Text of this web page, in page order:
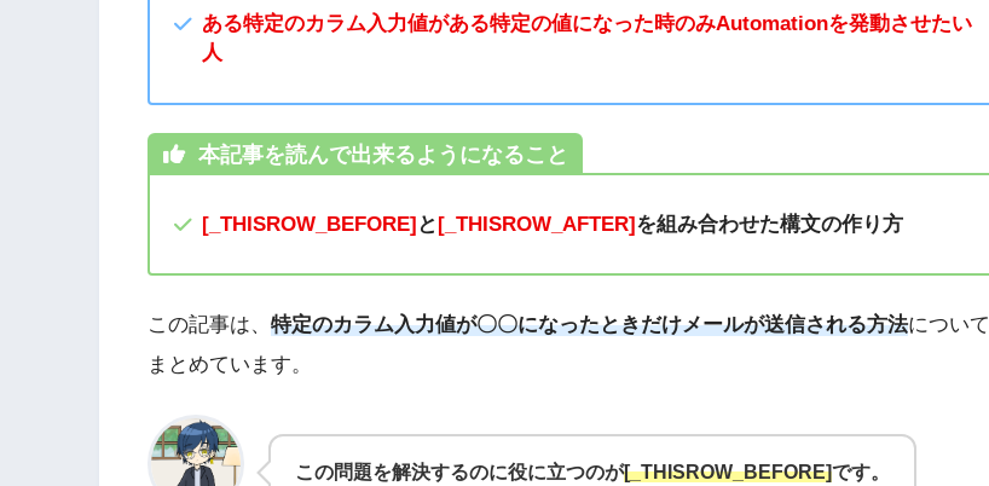
ある特定のカラム入力値がある特定の値になった時のみAutomationを発動させたい
人
本記事を読んで出来るようになること
[_THISROW_BEFORE] と [_THISROW_AFTER]を組み合わせた構文の作り方
この記事は、 特定のカラム入力値が〇〇になったときだけメールが送信される方法について
まとめています。
この問題を解決するのに役に立つのが[_THISROW_BEFORE]です。